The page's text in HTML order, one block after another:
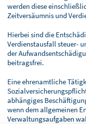
werden diese
Zeitversäumnis und
Hierbei sind die
Verdienstausfall steuer-
der
beitragsfrei.
Eine ehrenamtliche
abhängiges
wenn dem allgemeinen
Verwaltungsaufgaben
ÖFFENTLICHER
STEUERBERATER &
ONLINEKURS
BLOG
JOBS